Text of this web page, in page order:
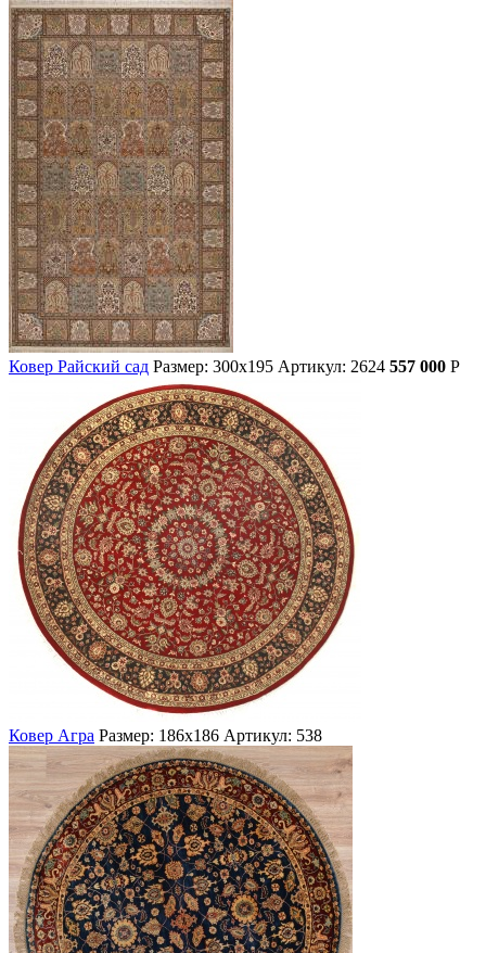
Ковер Райский сад Размер: 300х195 Артикул: 2624 557 000 Р
Ковер Агра Размер: 186х186 Артикул: 538